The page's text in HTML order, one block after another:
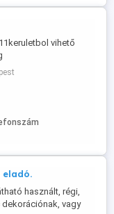
vihető
eladó.
használt, régi,
dekorációnak, vagy